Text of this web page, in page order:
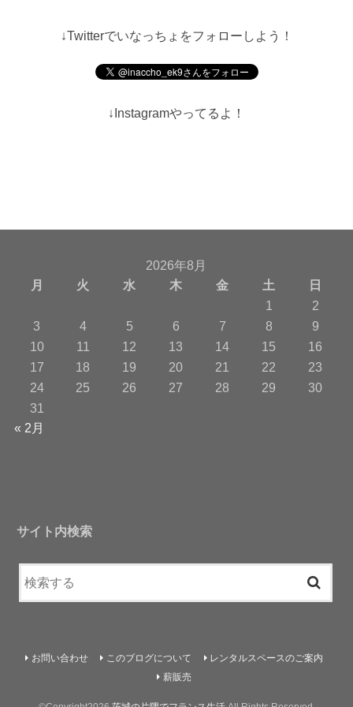
↓Twitterでいなっちょをフォローしよう！
↓Instagramやってるよ！
2026年8月
月
火 水 木 金 土
日
1
2
3
4 5 6 7 8
9
10
11 12 13 14 15
16
17
18 19 20 21 22
23
24
25 26 27 28 29
30
31
« 2月
サイト内検索
お問い合わせ このブログについて
レンタルスペースのご案内
薪販売